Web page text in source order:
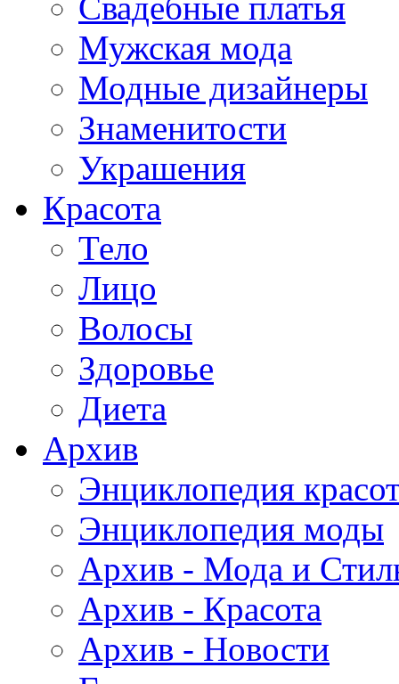
Мужская мода
Модные дизайнеры
Знаменитости
Украшения
Красота
Тело
Лицо
Волосы
Здоровье
Диета
Архив
Энциклопедия
Энциклопедия моды
Архив - Мода и
Архив - Красота
Архив - Новости